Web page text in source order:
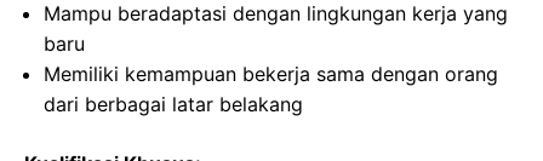
Mampu beradaptasi dengan lingkungan kerja yang
baru
Memiliki kemampuan bekerja sama dengan orang
dari berbagai latar belakang